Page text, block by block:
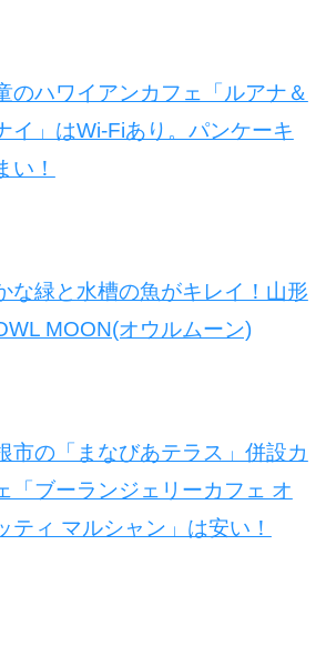
のハワイアンカフェ「ルアナ＆
イ」はWi-Fiあり。パンケーキ
い！
な緑と水槽の魚がキレイ！山形
MOON(オウルムーン)
市の「まなびあテラス」併設カ
「ブーランジェリーカフェ オ
ティ マルシャン」は安い！